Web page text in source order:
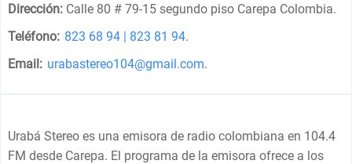
Dirección: Calle 80 # 79-15 segundo piso Carepa Colombia.
Teléfono: 823 68 94 | 823 81 94.
Email: urabastereo104@gmail.com.
Urabá Stereo es una emisora de radio colombiana en 104.4
FM desde Carepa. El programa de la emisora ofrece a los